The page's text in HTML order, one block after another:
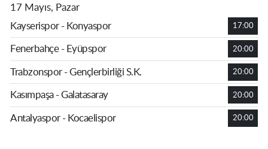
17 Mayıs, Pazar
Kayserispor - Konyaspor
17:00
Fenerbahçe - Eyüpspor 20:00
Trabzonspor - Gençlerbirliği S.K. 20:00
Kasımpaşa - Galatasaray 20:00
Antalyaspor - Kocaelispor 20:00